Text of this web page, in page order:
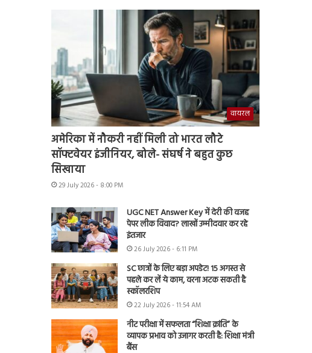
वायरल
अमेरिका में नौकरी नहीं मिली तो भारत लौटे
सॉफ्टवेयर इंजीनियर, बोले- संघर्ष ने बहुत कुछ
सिखाया
29 July 2026 - 8:00 PM
UGC NET Answer Key में देरी की वजह
पेपर लीक विवाद? लाखों उम्मीदवार कर रहे
इंतजार
26 July 2026 - 6:11 PM
SC छात्रों के लिए बड़ा अपडेट! 15 अगस्त से
पहले कर लें ये काम, वरना अटक सकती है
स्कॉलरशिप
22 July 2026 - 11:54 AM
नीट परीक्षा में सफलता “शिक्षा क्रांति” के
व्यापक प्रभाव को उजागर करती है: शिक्षा मंत्री
बैंस